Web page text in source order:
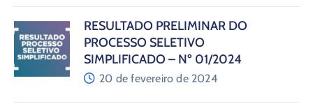
RESULTADO PRELIMINAR DO
PROCESSO SELETIVO
SIMPLIFICADO – Nº 01/2024
20 de fevereiro de 2024